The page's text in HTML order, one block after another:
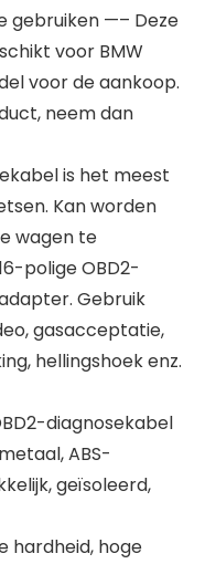
gebruiken —– Deze
voor BMW
voor de aankoop.
neem dan
is het meest
Kan worden
wagen te
polige OBD2-
Gebruik
gasacceptatie,
hellingshoek enz.
diagnosekabel
ABS-
geïsoleerd,
hardheid, hoge